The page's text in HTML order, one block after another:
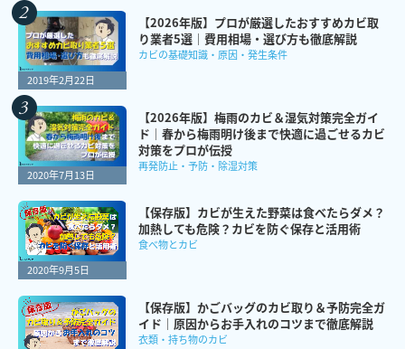
2019年2月22日
【2026年版】プロが厳選したおすすめカビ取
り業者5選｜費用相場・選び方も徹底解説
カビの基礎知識・原因・発生条件
2020年7月13日
【2026年版】梅雨のカビ＆湿気対策完全ガイ
ド｜春から梅雨明け後まで快適に過ごせるカビ
対策をプロが伝授
再発防止・予防・除湿対策
2020年9月5日
【保存版】カビが生えた野菜は食べたらダメ？
加熱しても危険？カビを防ぐ保存と活用術
食べ物とカビ
【保存版】かごバッグのカビ取り＆予防完全ガ
イド｜原因からお手入れのコツまで徹底解説
衣類・持ち物のカビ